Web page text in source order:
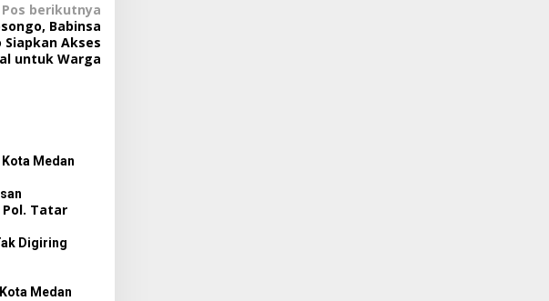
Pos berikutnya
Babinsa
Akses
untuk Warga
Medan
Digiring
Medan